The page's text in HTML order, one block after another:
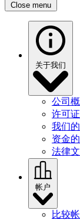
Close menu
关于我们
公司
许可
我们
资金
法律
帐户
比较